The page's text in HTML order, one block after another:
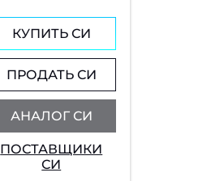
КУПИТЬ СИ
ПРОДАТЬ СИ
АНАЛОГ СИ
ПОСТАВЩИКИ
СИ